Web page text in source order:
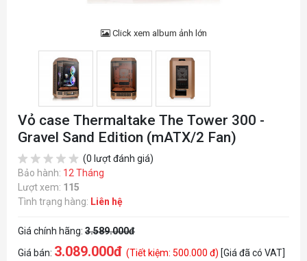
Click xem album ảnh lớn
Vỏ case Thermaltake The Tower 300 -
Gravel Sand Edition (mATX/2 Fan)
(0 lượt đánh giá)
Bảo hành: 12 Tháng
Lượt xem: 115
Tình trạng hàng: Liên hệ
Giá chính hãng: 3.589.000đ
Giá bán: 3.089.000đ (Tiết kiệm: 500.000 đ) [Giá đã có VAT]